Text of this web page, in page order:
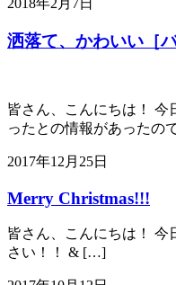
洒落て、かわいい［
皆さん、こんにちは！
ったとの情報があったの
2017年12月25日
Merry Christmas!!!
皆さん、こんにちは！ 今
さい！！ & […]